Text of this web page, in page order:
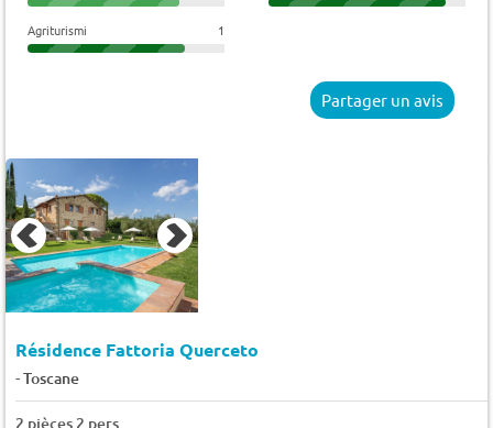
Agriturismi 1
Partager un avis
Résidence Fattoria Querceto
-Toscane
2 pièces 2 pers.